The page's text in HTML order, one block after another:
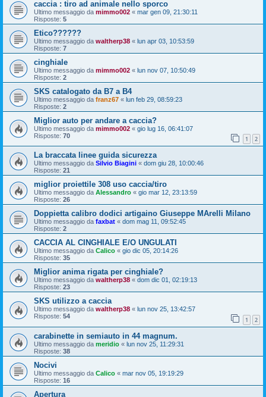
caccia : tiro ad animale nello sporco
Ultimo messaggio da mimmo002 « mar gen 09, 21:30:11
Risposte: 5
Etico??????
Ultimo messaggio da waltherp38 « lun apr 03, 10:53:59
Risposte: 7
cinghiale
Ultimo messaggio da mimmo002 « lun nov 07, 10:50:49
Risposte: 2
SKS catalogato da B7 a B4
Ultimo messaggio da franz67 « lun feb 29, 08:59:23
Risposte: 2
Miglior auto per andare a caccia?
Ultimo messaggio da mimmo002 « gio lug 16, 06:41:07
Risposte: 70 1 2
La braccata linee guida sicurezza
Ultimo messaggio da Silvio Biagini « dom giu 28, 10:00:46
Risposte: 21
miglior proiettile 308 uso caccia/tiro
Ultimo messaggio da Alessandro « gio mar 12, 23:13:59
Risposte: 26
Doppietta calibro dodici artigaino Giuseppe MArelli Milano
Ultimo messaggio da faxbat « dom mag 11, 09:52:45
Risposte: 2
CACCIA AL CINGHIALE E/O UNGULATI
Ultimo messaggio da Calico « gio dic 05, 20:14:26
Risposte: 35
Miglior anima rigata per cinghiale?
Ultimo messaggio da waltherp38 « dom dic 01, 02:19:13
Risposte: 23
SKS utilizzo a caccia
Ultimo messaggio da waltherp38 « lun nov 25, 13:42:57
Risposte: 54 1 2
carabinette in semiauto in 44 magnum.
Ultimo messaggio da meridio « lun nov 25, 11:29:31
Risposte: 38
Nocivi
Ultimo messaggio da Calico « mar nov 05, 19:19:29
Risposte: 16
Apertura